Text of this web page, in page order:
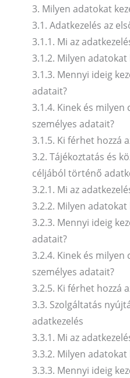
3. Milyen adatokat
3.1. Adatkezelés az
3.1.1. Mi az
3.1.2. Milyen
3.1.3. Mennyi ideig
adatait?
3.1.4. Kinek és milyen
személyes adatait?
3.1.5. Ki férhet hozzá
3.2. Tájékoztatás és
céljából történő
3.2.1. Mi az
3.2.2. Milyen
3.2.3. Mennyi ideig
adatait?
3.2.4. Kinek és milyen
személyes adatait?
3.2.5. Ki férhet hozzá
3.3. Szolgáltatás
adatkezelés
3.3.1. Mi az
3.3.2. Milyen
3.3.3. Mennyi ideig